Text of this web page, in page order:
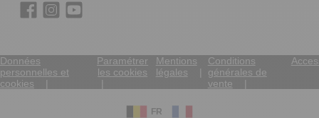
Données
personnelles et
cookies
Paramétrer
les cookies
Mentions
légales
Conditions
générales de
vente
FR